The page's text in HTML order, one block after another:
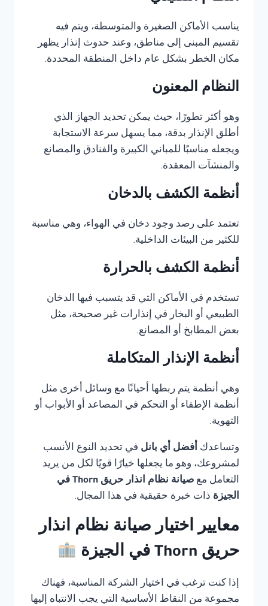
يناسب الأماكن الصغيرة والمتوسطة، ويتم فيه
تقسيم المبنى إلى مناطق، وعند حدوث إنذار يظهر
مكان الخطر بشكل عام داخل المنطقة المحددة.
النظام المعنون
وهو أكثر تطورًا، حيث يمكن تحديد الجهاز الذي
أطلق الإنذار بدقة، مما يسهل سرعة الاستجابة
ويجعله مناسبًا للمباني الكبيرة والفنادق والمصانع
والمنشآت المعقدة.
أنظمة الكشف بالدخان
تعتمد على رصد وجود دخان في الهواء، وهي مناسبة
للكثير من البيئات الداخلية.
أنظمة الكشف بالحرارة
تستخدم في الأماكن التي قد يتسبب فيها الدخان
الطبيعي أو البخار في إنذارات غير صحيحة، مثل
بعض المطابخ أو المصانع.
أنظمة الإنذار المتكاملة
وهي أنظمة يتم ربطها أحيانًا مع وسائل أخرى مثل
أنظمة الإطفاء أو التحكم في المصاعد أو الأبواب أو
التهوية.
وتساعدك أفضل أي بانل في تحديد النوع الأنسب
لمشروعك، وهو ما يجعلها خيارًا قويًا لكل من يريد
التعامل مع
صيانة نظام انذار حريق Thorn في
الجيزة ذات خبرة حقيقية في هذا المجال.
معايير اختيار صيانة نظام انذار
حريق Thorn في الجيزة
إذا كنت ترغب في اختيار الشركة المناسبة، فهناك
مجموعة من النقاط الأساسية التي يجب الانتباه إليها